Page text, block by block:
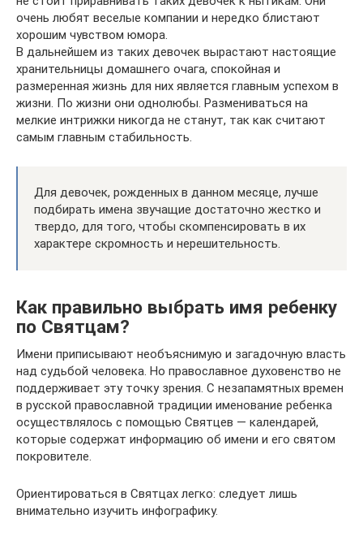
очень любят веселые компании и нередко блистают
хорошим чувством юмора.
В дальнейшем из таких девочек вырастают настоящие
хранительницы домашнего очага, спокойная и
размеренная жизнь для них является главным успехом в
жизни. По жизни они однолюбы. Размениваться на
мелкие интрижки никогда не станут, так как считают
самым главным стабильность.
Для девочек, рожденных в данном месяце, лучше
подбирать имена звучащие достаточно жестко и
твердо, для того, чтобы скомпенсировать в их
характере скромность и нерешительность.
Как правильно выбрать имя ребенку
по Святцам?
Имени приписывают необъяснимую и загадочную власть
над судьбой человека. Но православное духовенство не
поддерживает эту точку зрения. С незапамятных времен
в русской православной традиции именование ребенка
осуществлялось с помощью Святцев — календарей,
которые содержат информацию об имени и его святом
покровителе.
Ориентироваться в Святцах легко: следует лишь
внимательно изучить инфографику.